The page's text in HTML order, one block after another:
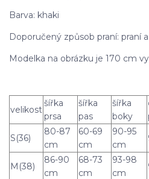
Barva: khaki
Doporučený způsob praní: praní
Modelka na obrázku je 170 cm
velikost
šířka
prsa
šířka
pas
šířka
boky
S(36)
80-87
cm
60-69
cm
90-95
cm
M(38)
86-90
cm
68-73
cm
93-98
cm